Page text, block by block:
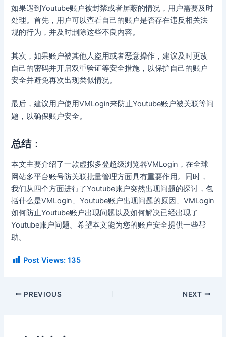
如果遇到Youtube账户被封禁或者屏蔽的情况，用户需要及时
处理。首先，用户可以查看自己的账户是否存在违反相关法
规的行为，并及时删除这些不良内容。
其次，如果账户被其他人盗用或者恶意操作，建议及时更改
自己的密码并开启双重验证等安全措施，以保护自己的账户
安全并避免再次出现类似情况。
最后，建议用户使用VMLogin来防止Youtube账户被关联等问
题，以确保账户安全。
总结：
本文主要介绍了一款虚拟多登超级浏览器VMLogin，在全球
网站多平台账号防关联批量管理方面具有重要作用。同时，
我们从四个方面进行了Youtube账户突然出现问题的探讨，包
括什么是VMLogin、Youtube账户出现问题的原因、VMLogin
如何防止Youtube账户出现问题以及如何解决已经出现了
Youtube账户问题。希望本文能为您的账户安全提供一些帮
助。
Post Views: 135
PREVIOUS NEXT